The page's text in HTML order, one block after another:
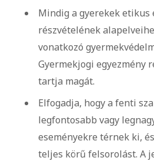
Mindig a gyerekek etikus
részvételének
vonatkozó
Gyermekjogi egyezmény
tartja magát.
Elfogadja, hogy a fenti
legfontosabb vagy
eseményekre térnek ki,
teljes körű felsorolást. A